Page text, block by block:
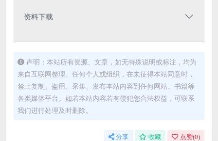
资料下载
声明：本站所有资源、文章，如无特殊说明或标注，均为
来自互联网整理。任何个人或组织，在未征得本站同意时，
禁止复制、盗用、采集、发布本站内容到任何网站、书籍等
各类媒体平台。如若本站内容若有侵犯您合法权益，可联系
我们进行处理及时删除。
分享 收藏 点赞(0)